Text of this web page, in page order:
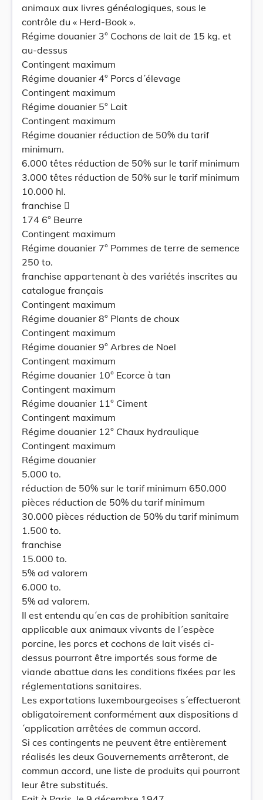
animaux aux livres généalogiques, sous le
contrôle du « Herd-Book ».
Régime douanier 3° Cochons de lait de 15 kg. et
au-dessus
Contingent maximum
Régime douanier 4° Porcs d´élevage
Contingent maximum
Régime douanier 5° Lait
Contingent maximum
Régime douanier réduction de 50% du tarif
minimum.
6.000 têtes réduction de 50% sur le tarif minimum
3.000 têtes réduction de 50% sur le tarif minimum
10.000 hl.
franchise 
174 6° Beurre
Contingent maximum
Régime douanier 7° Pommes de terre de semence
250 to.
franchise appartenant à des variétés inscrites au
catalogue français
Contingent maximum
Régime douanier 8° Plants de choux
Contingent maximum
Régime douanier 9° Arbres de Noel
Contingent maximum
Régime douanier 10° Ecorce à tan
Contingent maximum
Régime douanier 11° Ciment
Contingent maximum
Régime douanier 12° Chaux hydraulique
Contingent maximum
Régime douanier
5.000 to.
réduction de 50% sur le tarif minimum 650.000
pièces réduction de 50% du tarif minimum
30.000 pièces réduction de 50% du tarif minimum
1.500 to.
franchise
15.000 to.
5% ad valorem
6.000 to.
5% ad valorem.
Il est entendu qu´en cas de prohibition sanitaire
applicable aux animaux vivants de l´espèce
porcine, les porcs et cochons de lait visés ci-
dessus pourront être importés sous forme de
viande abattue dans les conditions fixées par les
réglementations sanitaires.
Les exportations luxembourgeoises s´effectueront
obligatoirement conformément aux dispositions d
´application arrêtées de commun accord.
Si ces contingents ne peuvent être entièrement
réalisés les deux Gouvernements arrêteront, de
commun accord, une liste de produits qui pourront
leur être substitués.